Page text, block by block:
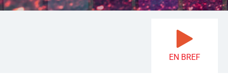
EN BREF